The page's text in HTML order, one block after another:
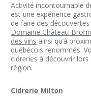
Activité incontournable
est une expérience
de faire des
Domaine Château-
des vins ainsi qu’à
québécois renommés.
cidreries à découvrir
région.
Cidrerie Milton